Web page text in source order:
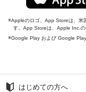
Appleのロゴ、App Storeは、米
す。App Storeは、Apple Inc.の
Google Play および Google
はじめての方へ